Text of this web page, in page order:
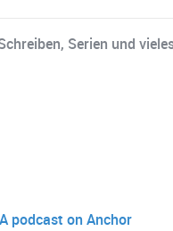
Serien und
podcast on Anchor